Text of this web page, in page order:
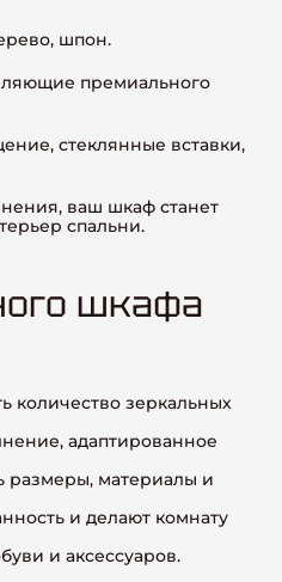
шпон.
премиального
стеклянные вставки,
ваш шкаф станет
спальни.
шкафа
количество зеркальных
адаптированное
размеры, материалы и
и делают комнату
и аксессуаров.